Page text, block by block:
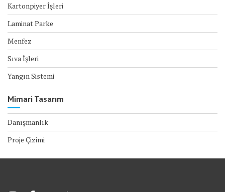
Kartonpiyer İşleri
Laminat Parke
Menfez
Sıva İşleri
Yangın Sistemi
Mimari Tasarım
Danışmanlık
Proje Çizimi